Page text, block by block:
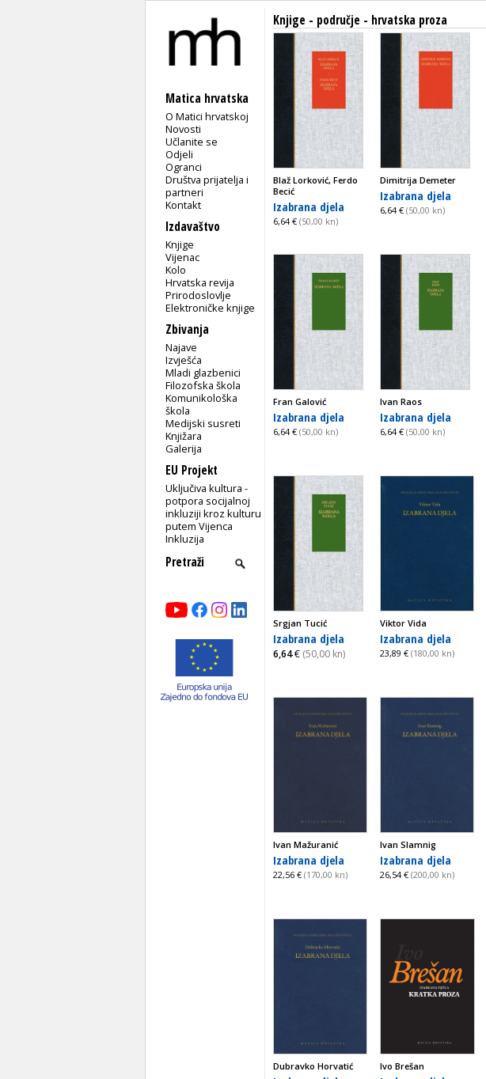
Matica hrvatska
O Matici hrvatskoj
Novosti
Učlanite se
Odjeli
Ogranci
Društva prijatelja i
partneri
Kontakt
Izdavaštvo
Knjige
Vijenac
Kolo
Hrvatska revija
Prirodoslovlje
Elektroničke knjige
Zbivanja
Najave
Izvješća
Mladi glazbenici
Filozofska škola
Komunikološka
škola
Medijski susreti
Knjižara
Galerija
EU Projekt
Uključiva kultura -
potpora socijalnoj
inkluziji kroz kulturu
putem Vijenca
Inkluzija
Knjige - područje - hrvatska proza
Blaž Lorković, Ferdo
Becić
Izabrana djela
6,64 € (50,00 kn)
Dimitrija Demeter
Izabrana djela
6,64 € (50,00 kn)
Fran Galović
Izabrana djela
6,64 € (50,00 kn)
Ivan Raos
Izabrana djela
6,64 € (50,00 kn)
Srgjan Tucić
Izabrana djela
6,64€ (50,00 kn)
Viktor Vida
Izabrana djela
23,89 € (180,00 kn)
Ivan Mažuranić
Izabrana djela
22,56 € (170,00 kn)
Ivan Slamnig
Izabrana djela
26,54 € (200,00 kn)
Dubravko Horvatić Ivo Brešan